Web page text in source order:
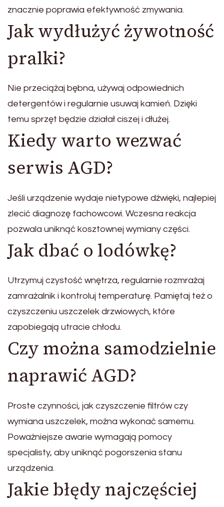
znacznie poprawia efektywność zmywania.
Jak wydłużyć żywotność
pralki?
Nie przeciążaj bębna, używaj odpowiednich
detergentów i regularnie usuwaj kamień. Dzięki
temu sprzęt będzie działał ciszej i dłużej.
Kiedy warto wezwać
serwis AGD?
Jeśli urządzenie wydaje nietypowe dźwięki, najlepiej
zlecić diagnozę fachowcowi. Wczesna reakcja
pozwala uniknąć kosztownej wymiany części.
Jak dbać o lodówkę?
Utrzymuj czystość wnętrza, regularnie rozmrażaj
zamrażalnik i kontroluj temperaturę. Pamiętaj też o
czyszczeniu uszczelek drzwiowych, które
zapobiegają utracie chłodu.
Czy można samodzielnie
naprawić AGD?
Proste czynności, jak czyszczenie filtrów czy
wymiana uszczelek, można wykonać samemu.
Poważniejsze awarie wymagają pomocy
specjalisty, aby uniknąć pogorszenia stanu
urządzenia.
Jakie błędy najczęściej